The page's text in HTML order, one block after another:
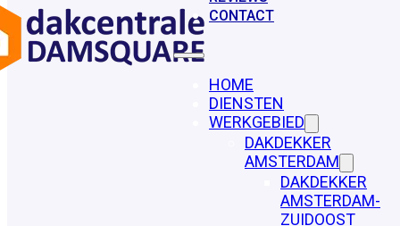
CONTACT
HOME
DIENSTEN
WERKGEBIED
DAKDEKKER
AMSTERDAM
DAKDEKKER
AMSTERDAM-
ZUIDOOST